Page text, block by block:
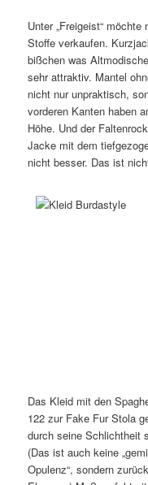
Unter „Freigeist“
Stoffe verkaufen.
bißchen was
sehr attraktiv. Mantel
nicht nur unpraktisch,
vorderen Kanten haben
Höhe. Und der
Jacke mit dem
nicht besser. Das ist
Das Kleid mit den
122 zur Fake Fur Stola
durch seine Schlichtheit
(Das ist auch keine
Opulenz“, sondern